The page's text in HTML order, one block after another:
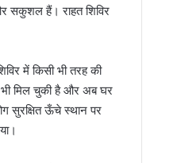
सकुशल हैं। राहत शिविर
में किसी भी तरह की
भी मिल चुकी है और अब घर
सुरक्षित ऊँचे स्थान पर